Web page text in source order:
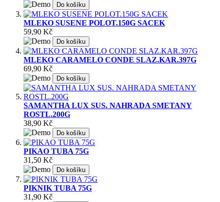
Do košíku
MLEKO SUSENE POLOT.150G SACEK
59,90 Kč
Do košíku
MLEKO CARAMELO CONDE SLAZ.KAR.397G
69,90 Kč
Do košíku
SAMANTHA LUX SUS. NAHRADA SMETANY
ROSTL.200G
38,90 Kč
Do košíku
PIKAO TUBA 75G
31,50 Kč
Do košíku
PIKNIK TUBA 75G
31,90 Kč